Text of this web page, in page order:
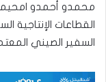
محمدو أحمدو
القطاعات الإنتاجية
السفير الصيني